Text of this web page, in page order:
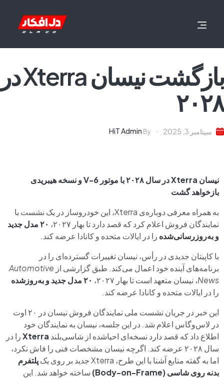
بازگشت نیسان Xterra در
۲۰۲۸
سپتامبر 3, 2025 By
HiT Admin
نیسان Xterra در سال ۲۰۲۸ با موتور V-6 و نسخه هیبریدی
بازخواهد گشت
به همراه معرفی دوباره‌ی Xterra، این خودروساز در یک نشست با
نمایندگان فروش اعلام کرد که قصد دارد تا بهار ۲۰۲۷،
۲۰ مدل جدید
و به‌روزرسانی‌شده را در ایالات متحده و کانادا عرضه کند.
با کاپیتان جدیدی در رأس، نیسان تغییرات گسترده‌ای را در
برنامه‌های آینده خود اعمال می‌کند. طبق گزارشی از Automotive
News، نیسان متعهد است تا بهار ۲۰۲۷،
۲۰ مدل جدید و به‌روزشده
را در ایالات متحده و کانادا عرضه کند.
این خبر در جریان نشست ملی نمایندگان فروش نیسان در ۲۰ اوت
در لاس‌وگاس اعلام شد. در این جلسه، نیسان به نمایندگان خود
اطلاع داد که قصد دارد نسخه‌ای احیاشده از شاسی‌بلند Xterraرا در
سال ۲۰۲۸ عرضه کند. اگرچه نیسان مشخصات فنی را فاش نکرد،
اما به گفته منابع آشنا با این طرح، Xterra جدید بر روی یک
پلتفرم
بدنه روی شاسی (Body-on-Frame)
ساخته خواهد شد. این